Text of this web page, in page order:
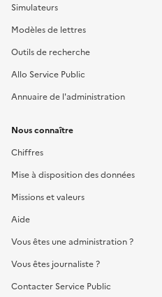
Simulateurs
Modèles de lettres
Outils de recherche
Allo Service Public
Annuaire de l'administration
Nous connaître
Chiffres
Mise à disposition des données
Missions et valeurs
Aide
Vous êtes une administration ?
Vous êtes journaliste ?
Contacter Service Public